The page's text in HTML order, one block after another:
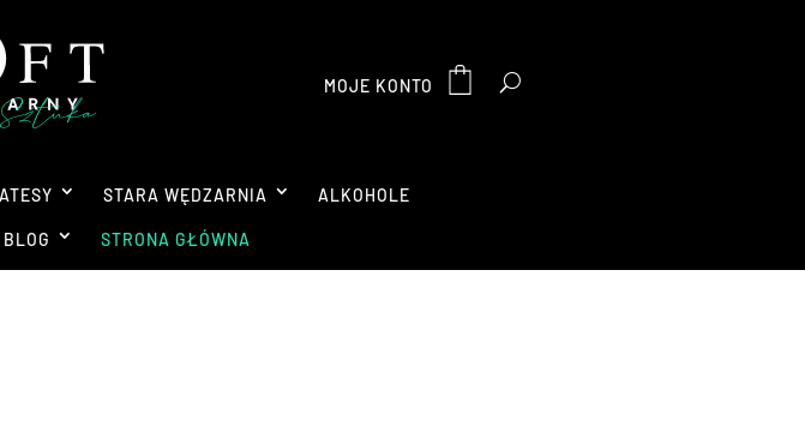
MOJE KONTO
STARA WĘDZARNIA ALKOHOLE
BLOG STRONA GŁÓWNA